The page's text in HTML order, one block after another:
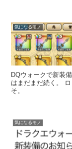
気になるモノ
DQウォークで新装
はまだまだ続く。
そ。
気になるモノ